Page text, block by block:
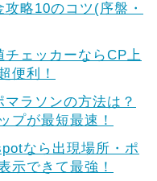
攻略10のコツ(序盤・
チェッカーならCP上
便利！
マラソンの方法は？
プが最短最速！
なら出現場所・ポ
示できて最強！